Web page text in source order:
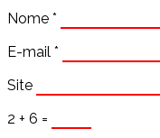
Nome *
E-mail *
Site
2 + 6 =